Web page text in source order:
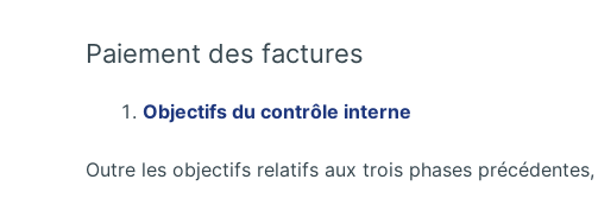
Paiement des factures
Objectifs du contrôle interne
Outre les objectifs relatifs aux trois phases